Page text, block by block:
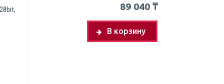
89 040₸
В корзину